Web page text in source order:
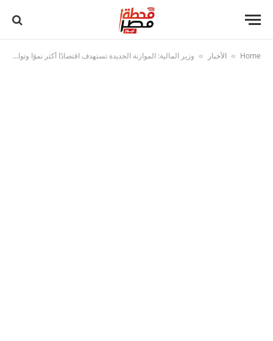
Home
» الأخبار » وزير المالية: الموازنة الجديدة تستهدف اقتصادًا أكثر نموًا وتوازنًا ودعمًا للإنتاج والصادرات